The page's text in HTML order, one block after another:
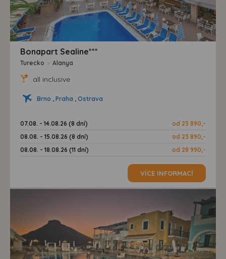
Bonapart Sealine***
Turecko > Alanya
all inclusive
Brno , Praha , Ostrava
07.08. - 14.08.26 (8 dní)
od 23 890,-
08.08. - 15.08.26 (8 dní)
od 23 890,-
08.08. - 18.08.26 (11 dní)
od 28 990,-
VÍCE INFORMACÍ